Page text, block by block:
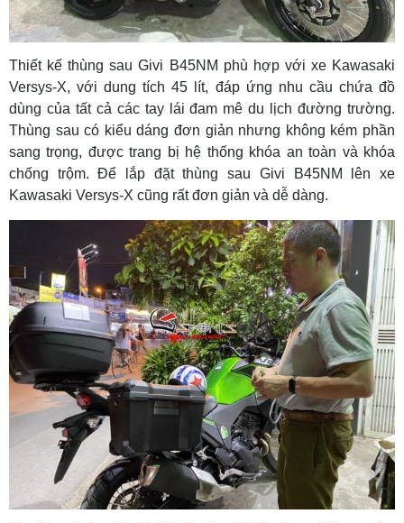
Thiết kế thùng sau Givi B45NM phù hợp với xe Kawasaki
Versys-X, với dung tích 45 lít, đáp ứng nhu cầu chứa đồ
dùng của tất cả các tay lái đam mê du lịch đường trường.
Thùng sau có kiểu dáng đơn giản nhưng không kém phần
sang trọng, được trang bị hệ thống khóa an toàn và khóa
chống trộm. Để lắp đặt thùng sau Givi B45NM lên xe
Kawasaki Versys-X cũng rất đơn giản và dễ dàng.